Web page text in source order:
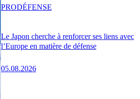
Le Japon cherche à renforcer ses liens avec
l’Europe en matière de défense
05.08.2026
PRODÉFENSE